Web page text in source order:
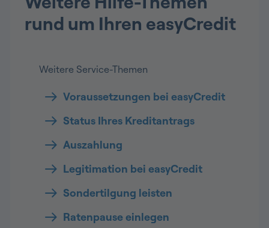
rund um Ihren easyCredit
Weitere Service-Themen
Voraussetzungen bei easyCredit
Status Ihres Kreditantrags
Auszahlung
Legitimation bei easyCredit
Sondertilgung leisten
Ratenpause einlegen